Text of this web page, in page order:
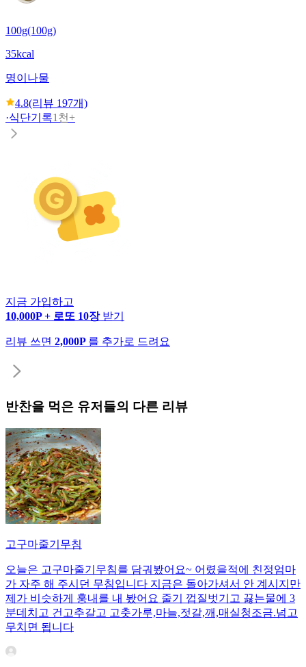
100g(100g)
35kcal
명이나물
4.8(리뷰 197개)
·식단기록1천+
지금 가입하고
10,000P + 로또 10장 받기
리뷰 쓰면 2,000P 를 추가로 드려요
반찬을 먹은 유저들의 다른 리뷰
고구마줄기무침
오늘은 고구마줄기무침를 담궈봤어요~ 어렸을적에 친정엄마
가 자주 해 주시던 무침입니다 지금은 돌아가셔서 안 계시지만
제가 비슷하게 훙내를 내 봤어요 줄기 껍질벗기고 끓는물에 3
분데치고 건고추갈고 고춧가루,마늘,젓갈,깨,매실청조금.넘고
무치면 됩니다